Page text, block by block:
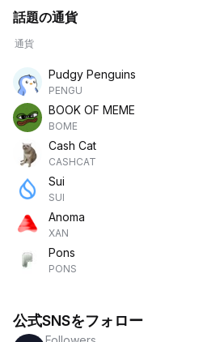
話題の通貨
通貨
Pudgy Penguins
PENGU
BOOK OF MEME
BOME
Cash Cat
CASHCAT
Sui
SUI
Anoma
XAN
Pons
PONS
公式SNSをフォロー